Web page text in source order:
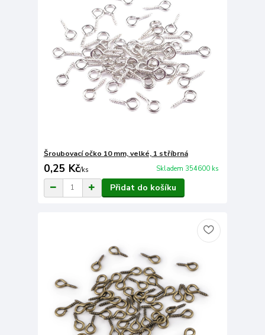
Šroubovací očko 10 mm, velké, 1 stříbrná
0,25 Kč/ks Skladem 354600 ks
Přidat do košíku